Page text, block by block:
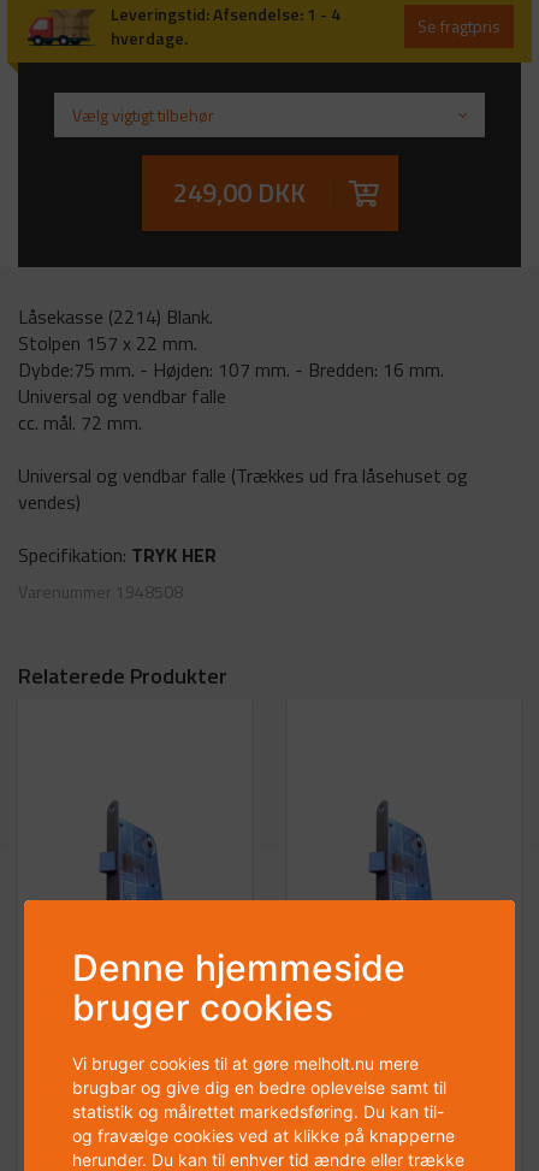
Denne hjemmeside
bruger cookies
Vi bruger cookies til at gøre melholt.nu mere
brugbar og give dig en bedre oplevelse samt til
statistik og målrettet markedsføring. Du kan til-
og fravælge cookies ved at klikke på knapperne
herunder. Du kan til enhver tid ændre eller trække
Leveringstid:Afsendelse: 1 - 4
hverdage.
Se fragtpris
Vælg vigtigt tilbehør
249,00 DKK
Låsekasse (2214) Blank.
Stolpen 157 x 22 mm.
Dybde:75 mm. - Højden: 107 mm. - Bredden: 16 mm.
Universal og vendbar falle
cc. mål. 72 mm.
Universal og vendbar falle (Trækkes ud fra låsehuset og
vendes)
Specifikation: TRYK HER
Varenummer 1948508
Relaterede Produkter
REX - Amca 333 - Højre -
Låsekasse - Brun - 13281
REX - Amca 333 - Venstre -
Låsekasse - Brun - 13257.